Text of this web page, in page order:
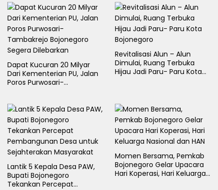
Dapat Kucuran 20 Milyar
Dari Kementerian PU, Jalan
Poros Purwosari-
Revitalisasi Alun – Alun
Dimulai, Ruang Terbuka
Hijau Jadi Paru- Paru Kota
Lantik 5 Kepala Desa PAW,
Bupati Bojonegoro
Tekankan Percepat
Momen Bersama, Pemkab
Bojonegoro Gelar Upacara
Hari Koperasi, Hari Keluarga